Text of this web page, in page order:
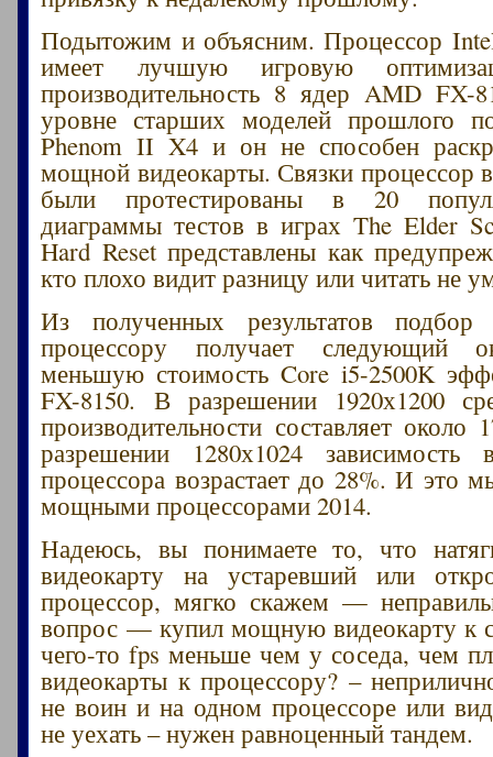
Подытожим и объясним. Процессор
имеет лучшую игровую
производительность 8 ядер AMD FX-
уровне старших моделей прошлого
Phenom II X4 и он не способен
мощной видеокарты. Связки процессор
были протестированы в 20
диаграммы тестов в играх The Elder
Hard Reset представлены как
кто плохо видит разницу или читать не
Из полученных результатов
процессору получает следующий
меньшую стоимость Core i5-2500K
FX-8150. В разрешении 1920х1200
производительности составляет
разрешении 1280х1024 зависимость
процессора возрастает до 28%. И это
мощными процессорами 2014.
Надеюсь, вы понимаете то, что
видеокарту на устаревший или
процессор, мягко скажем —
вопрос — купил мощную видеокарту к
чего-то fps меньше чем у соседа, чем
видеокарты к процессору? –
не воин и на одном процессоре или
не уехать – нужен равноценный тандем.